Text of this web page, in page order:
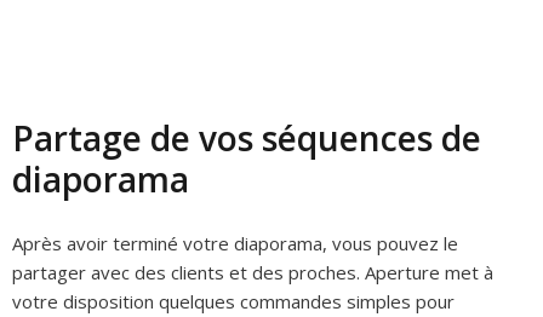
Partage de vos séquences de
diaporama
Après avoir terminé votre diaporama, vous pouvez le
partager avec des clients et des proches. Aperture met à
votre disposition quelques commandes simples pour